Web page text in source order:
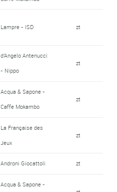
Lampre - ISD zt
d'Angelo Antenucci
- Nippo
zt
Acqua & Sapone -
Caffe Mokambo
zt
La Française des
Jeux
zt
Androni Giocattoli zt
Acqua & Sapone -